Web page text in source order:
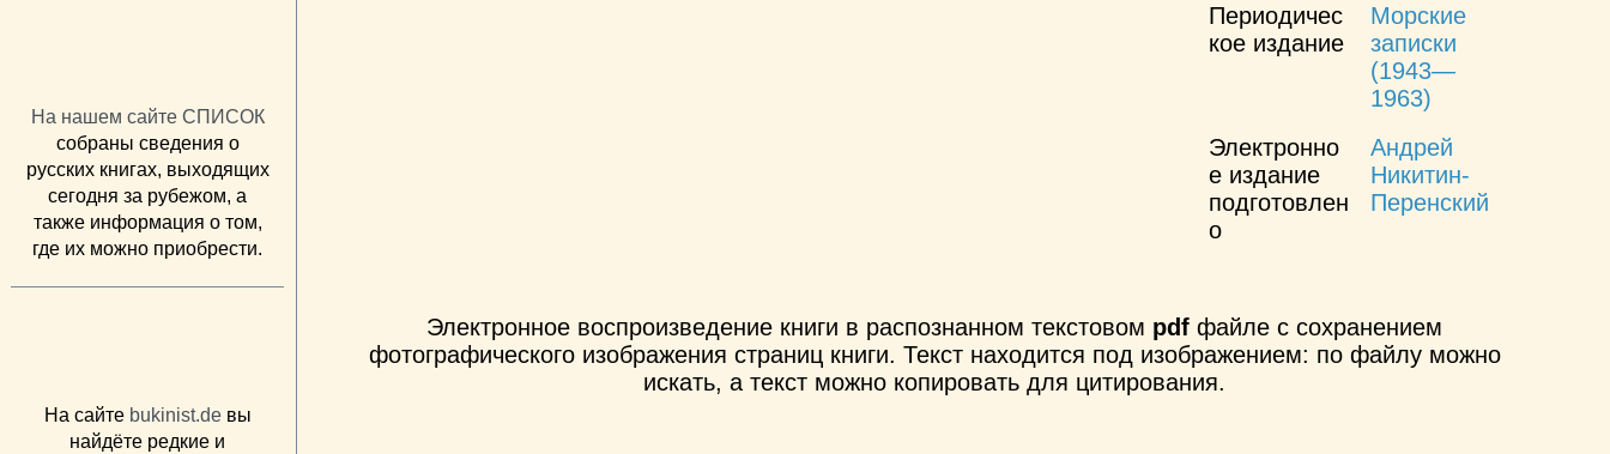
На нашем сайте СПИСОК
собраны сведения о
русских книгах, выходящих
сегодня за рубежом, а
также информация о том,
где их можно приобрести.
На сайте bukinist.deвы
найдёте редкие и
Периодичес
кое издание
Морские
записки
(1943—
1963)
Электронно
е издание
подготовлен
о
Андрей
Никитин-
Перенский
Электронное воспроизведение книги в распознанном текстовом pdf файле с сохранением
фотографического изображения страниц книги. Текст находится под изображением: по файлу можно
искать, а текст можно копировать для цитирования.